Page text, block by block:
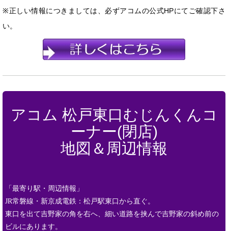
※正しい情報につきましては、必ずアコムの公式HPにてご確認下さ
い。
アコム 松戸東口むじんくんコ
ーナー(閉店)
地図＆周辺情報
「最寄り駅・周辺情報」
JR常磐線・新京成電鉄：松戸駅東口から直ぐ。
東口を出て吉野家の角を右へ、細い道路を挟んで吉野家の斜め前の
ビルにあります。